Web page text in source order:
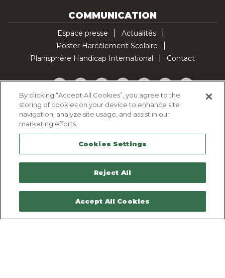
COMMUNICATION
Espace presse
Actualités
Poster Harcèlement Scolaire
Planisphère Handicap International
Contact
Facebook
TwitterYouTubePinterestInstagramLinkedInTikTok
Politique d'utilisation des cookies
Politique de confidentialité
Mentions légales
Plan du site
Contactez-nous
By clicking “Accept All Cookies”, you agree to the
storing of cookies on your device to enhance site
navigation, analyze site usage, and assist in our
marketing efforts.
Cookies Settings
Reject All
Accept All Cookies